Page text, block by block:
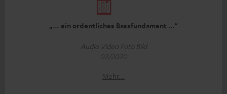
„… ein ordentliches Bassfundament …“
Audio Video Foto Bild
02/2020
Mehr...